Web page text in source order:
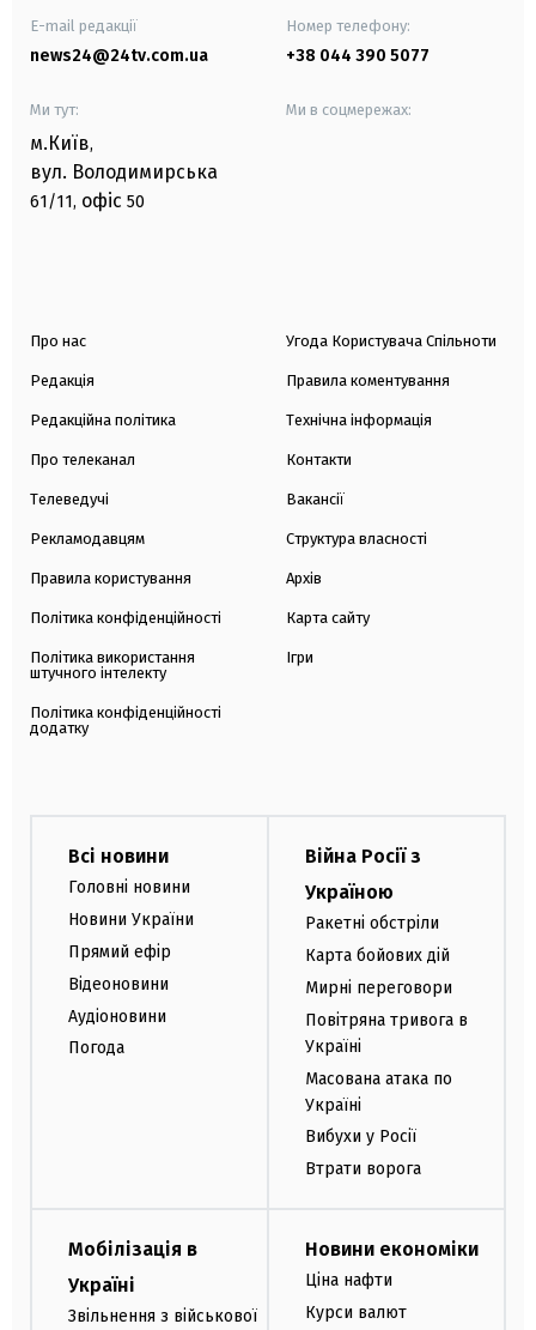
E-mail редакції
news24@24tv.com.ua
Номер телефону:
+38 044 390 5077
Ми тут:
м.Київ,
вул. Володимирська
61/11, офіс 50
Ми в соцмережах:
Про нас
Редакція
Редакційна політика
Про телеканал
Телеведучі
Рекламодавцям
Правила користування
Політика конфіденційності
Політика використання
штучного інтелекту
Політика конфіденційності
додатку
Угода Користувача Спільноти
Правила коментування
Технічна інформація
Контакти
Вакансії
Структура власності
Архів
Карта сайту
Ігри
Всі новини
Головні новини
Новини України
Прямий ефір
Відеоновини
Аудіоновини
Погода
Війна Росії з
Україною
Ракетні обстріли
Карта бойових дій
Мирні переговори
Повітряна тривога в
Україні
Масована атака по
Україні
Вибухи у Росії
Втрати ворога
Мобілізація в
Україні
Звільнення з військової
Новини економіки
Ціна нафти
Курси валют